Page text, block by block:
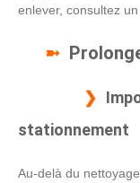
enlever, consultez
stationnement
Au-delà du